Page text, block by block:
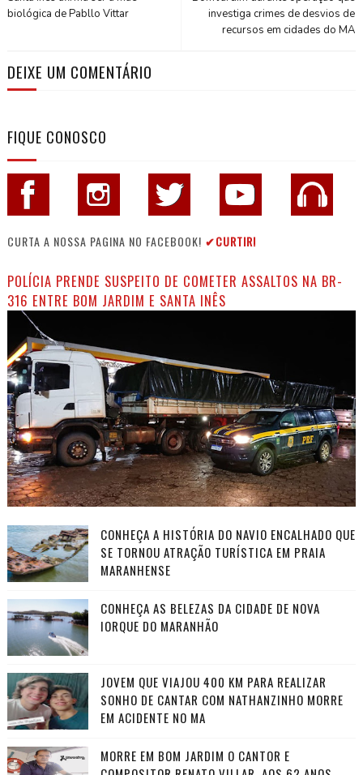
investiga crimes de desvios de
recursos em cidades do MA
biológica de Pabllo Vittar
DEIXE UM COMENTÁRIO
FIQUE CONOSCO
CURTA A NOSSA PAGINA NO FACEBOOK! ✔CURTIR!
POLÍCIA PRENDE SUSPEITO DE COMETER ASSALTOS NA BR-
316 ENTRE BOM JARDIM E SANTA INÊS
CONHEÇA A HISTÓRIA DO NAVIO ENCALHADO QUE
SE TORNOU ATRAÇÃO TURÍSTICA EM PRAIA
MARANHENSE
CONHEÇA AS BELEZAS DA CIDADE DE NOVA
IORQUE DO MARANHÃO
JOVEM QUE VIAJOU 400 KM PARA REALIZAR
SONHO DE CANTAR COM NATHANZINHO MORRE
EM ACIDENTE NO MA
MORRE EM BOM JARDIM O CANTOR E